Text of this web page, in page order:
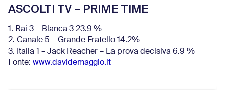
ASCOLTI TV – PRIME TIME
1. Rai 3 – Blanca 3 23.9 %
2. Canale 5 – Grande Fratello 14.2%
3. Italia 1 – Jack Reacher – La prova decisiva 6.9 %
Fonte: www.davidemaggio.it